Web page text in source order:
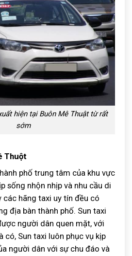
hiện tại Buôn Mê Thuật từ rất
sớm
Thuột
phố trung tâm của khu vực
sống nhộn nhịp và nhu cầu di
các hãng taxi uy tín đều có
địa bàn thành phố. Sun taxi
người dân quen mặt, với
có, Sun taxi luôn phục vụ kịp
người dân với sự chu đáo và